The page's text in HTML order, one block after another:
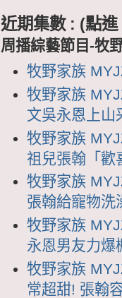
近期集數 : (點
周播綜藝節目-牧
牧野家族
牧野家族
文吳永恩上山
牧野家族
祖兒張翰「歡
牧野家族
張翰給寵物洗
牧野家族
永恩男友力爆
牧野家族
常超甜! 張翰